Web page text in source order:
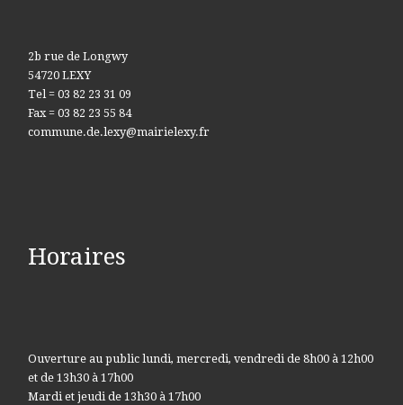
2b rue de Longwy
54720 LEXY
Tel = 03 82 23 31 09
Fax = 03 82 23 55 84
commune.de.lexy@mairielexy.fr
Horaires
Ouverture au public lundi, mercredi, vendredi de 8h00 à 12h00
et de 13h30 à 17h00
Mardi et jeudi de 13h30 à 17h00